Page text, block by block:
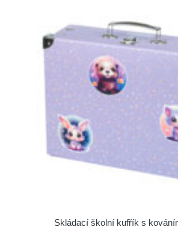
Skládací školní kufřík s